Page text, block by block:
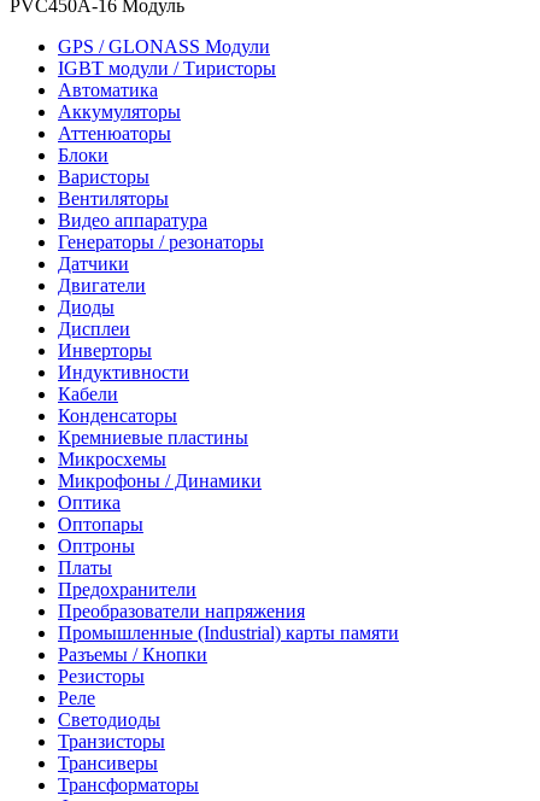
PVC450A-16 Модуль
GPS / GLONASS Модули
IGBT модули / Тиристоры
Автоматика
Аккумуляторы
Аттенюаторы
Блоки
Варисторы
Вентиляторы
Видео аппаратура
Генераторы / резонаторы
Датчики
Двигатели
Диоды
Дисплеи
Инверторы
Индуктивности
Кабели
Конденсаторы
Кремниевые пластины
Микросхемы
Микрофоны / Динамики
Оптика
Оптопары
Оптроны
Платы
Предохранители
Преобразователи напряжения
Промышленные (Industrial) карты памяти
Разъемы / Кнопки
Резисторы
Реле
Светодиоды
Транзисторы
Трансиверы
Трансформаторы